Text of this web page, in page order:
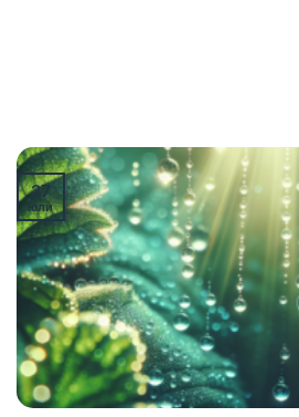
27
юли